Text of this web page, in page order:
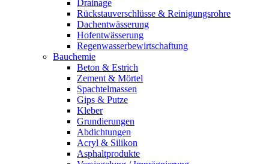
Drainage
Rückstauverschlüsse & Reinigungsrohre
Dachentwässerung
Hofentwässerung
Regenwasserbewirtschaftung
Bauchemie
Beton & Estrich
Zement & Mörtel
Spachtelmassen
Gips & Putze
Kleber
Grundierungen
Abdichtungen
Acryl & Silikon
Asphaltprodukte